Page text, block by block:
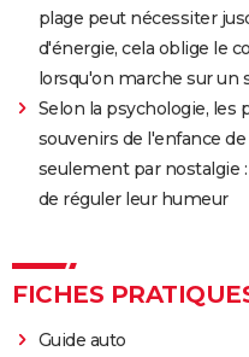
Hunger Games, Lever
Haymitch... des
bande-annonce
Doctor Strange 2 :
génériques ? On vous
Gladiator 2 : pourquoi
diviser les fans du film
sanglante bande-
Thunderbolts* : le
coup ? Les critiques
plage peut nécessiter
d'énergie, cela oblige le
lorsqu'on marche sur un
Selon la psychologie, les
souvenirs de l'enfance
seulement par nostalgie
de réguler leur humeur
FICHES
Guide auto